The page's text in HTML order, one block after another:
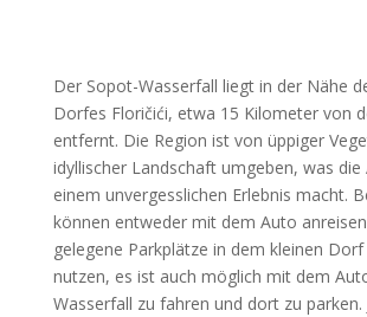
Der Sopot-Wasserfall liegt in der Nähe
Dorfes Floričići, etwa 15 Kilometer von
entfernt. Die Region ist von üppiger
idyllischer Landschaft umgeben, was die
einem unvergesslichen Erlebnis macht.
können entweder mit dem Auto
gelegene Parkplätze in dem kleinen
nutzen, es ist auch möglich mit dem
Wasserfall zu fahren und dort zu parken.